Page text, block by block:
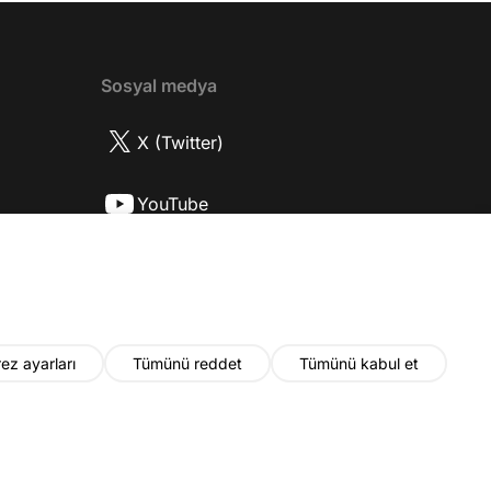
17:52 İlhan Şen, ayakkabı eleştirisinden
Biran Damla Yılmaz nereli, nasıl bir
30:18 Mert Doğan'ın oyunculuk
başladı? 35:47 Aziz Yıldırım
olduğu için mühendisliği seçtiği doğru
yıl neler olacak? 48:19 Gelecekte başka
Sosyal medya
X (Twitter)
YouTube
ayarları Tümünü reddet Tümünü kabul et